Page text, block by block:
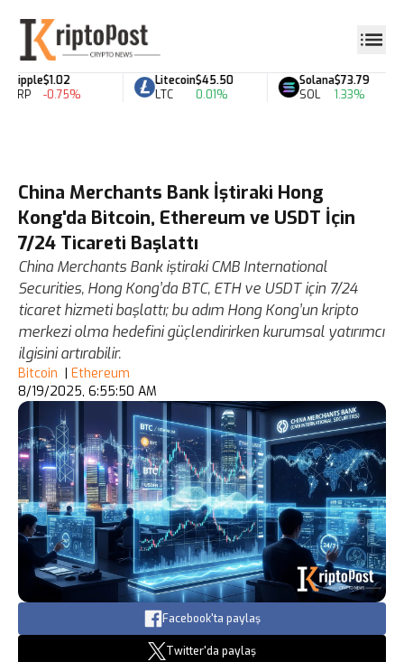
Ripple
XRP
$1.02
-0.75%
Litecoin
LTC
$45.50
0.01%
Solana
SOL
$73.79
1.33%
China Merchants Bank İştiraki Hong
Kong'da Bitcoin, Ethereum ve USDT İçin
7/24 Ticareti Başlattı
China Merchants Bank iştiraki CMB International
Securities, Hong Kong’da BTC, ETH ve USDT için 7/24
ticaret hizmeti başlattı; bu adım Hong Kong’un kripto
merkezi olma hedefini güçlendirirken kurumsal yatırımcı
ilgisini artırabilir.
Bitcoin | Ethereum
8/19/2025, 6:55:50 AM
Facebook'ta paylaş
Twitter'da paylaş